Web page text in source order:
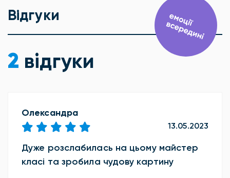
Відгуки
2 відгуки
Олександра
13.05.2023
Дуже розслабилась на цьому майстер
класі та зробила чудову картину